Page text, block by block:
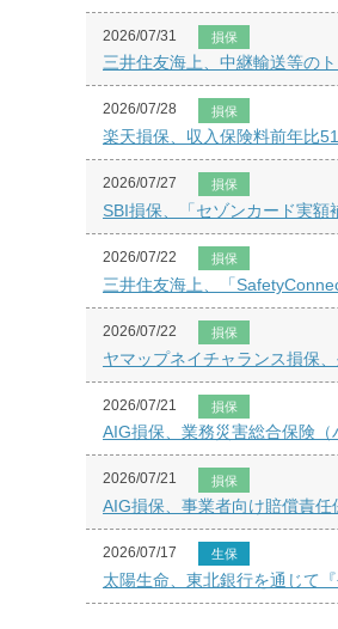
2026/07/31 損保
三井住友海上、中継輸送等の
2026/07/28 損保
楽天損保、収入保険料前年比
2026/07/27 損保
SBI損保、「セゾンカード実
2026/07/22 損保
三井住友海上、「
2026/07/22 損保
ヤマップネイチャランス損保
2026/07/21 損保
AIG損保、業務災害総合保険
2026/07/21 損保
AIG損保、事業者向け賠償責任
2026/07/17 生保
太陽生命、東北銀行を通じて